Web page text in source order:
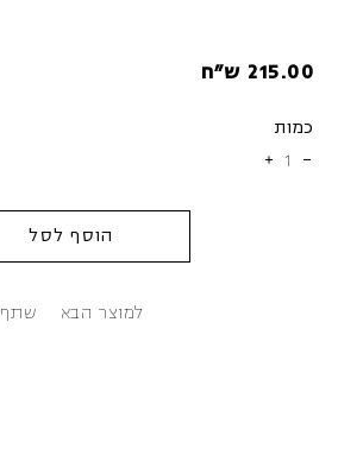
215.00 ש״ח
כמות
1
הוסף לסל
למוצר הבא שתף